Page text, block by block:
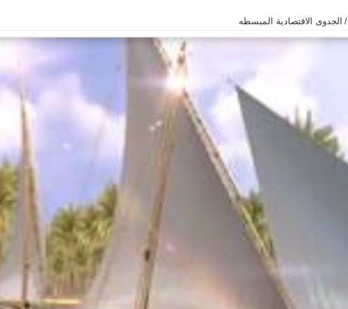
/ الجدوى الاقتصادية المبسطه